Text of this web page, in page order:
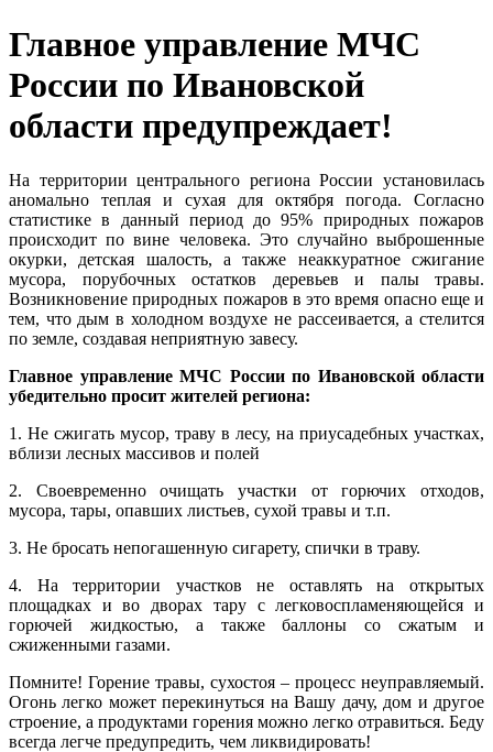
Главное управление МЧС
России по Ивановской
области предупреждает!
На территории центрального региона России установилась
аномально теплая и сухая для октября погода. Согласно
статистике в данный период до 95% природных пожаров
происходит по вине человека. Это случайно выброшенные
окурки, детская шалость, а также неаккуратное сжигание
мусора, порубочных остатков деревьев и палы травы.
Возникновение природных пожаров в это время опасно еще и
тем, что дым в холодном воздухе не рассеивается, а стелится
по земле, создавая неприятную завесу.
Главное управление МЧС России по Ивановской области
убедительно просит жителей региона:
1. Не сжигать мусор, траву в лесу, на приусадебных участках,
вблизи лесных массивов и полей
2. Своевременно очищать участки от горючих отходов,
мусора, тары, опавших листьев, сухой травы и т.п.
3. Не бросать непогашенную сигарету, спички в траву.
4. На территории участков не оставлять на открытых
площадках и во дворах тару с легковоспламеняющейся и
горючей жидкостью, а также баллоны со сжатым и
сжиженными газами.
Помните! Горение травы, сухостоя – процесс неуправляемый.
Огонь легко может перекинуться на Вашу дачу, дом и другое
строение, а продуктами горения можно легко отравиться. Беду
всегда легче предупредить, чем ликвидировать!